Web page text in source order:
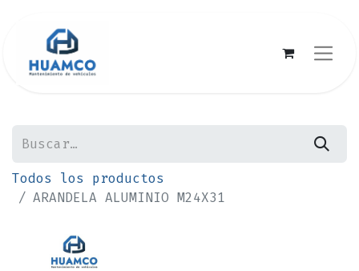
Todos los productos
ARANDELA ALUMINIO M24X31